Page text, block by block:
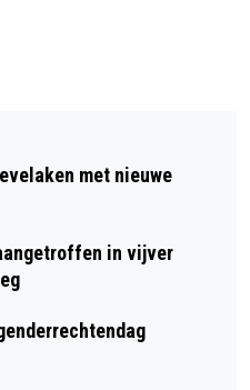
HAD NIET
EERSTE SINGLE
11
met nieuwe
in vijver